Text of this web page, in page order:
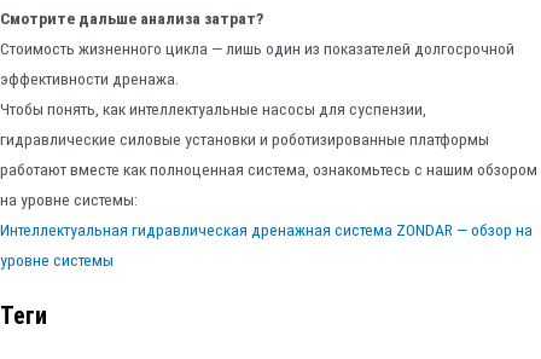
Смотрите дальше анализа затрат?
Стоимость жизненного цикла — лишь один из показателей долгосрочной
эффективности дренажа.
Чтобы понять, как интеллектуальные насосы для суспензии,
гидравлические силовые установки и роботизированные платформы
работают вместе как полноценная система, ознакомьтесь с нашим обзором
на уровне системы:
Интеллектуальная гидравлическая дренажная система ZONDAR — обзор на
уровне системы
Теги